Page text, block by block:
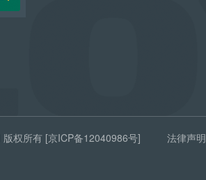
版权所有 [京ICP备12040986号]
法律声明